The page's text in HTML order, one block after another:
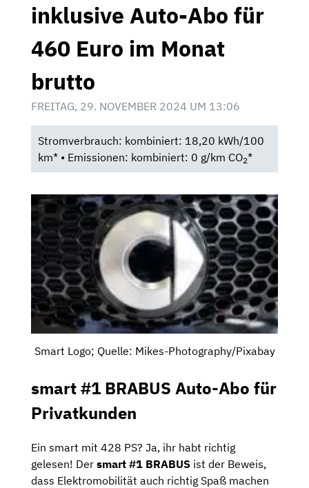
inklusive Auto-Abo für
460 Euro im Monat
brutto
FREITAG, 29. NOVEMBER 2024 UM 13:06
Stromverbrauch: kombiniert: 18,20 kWh/100
km* • Emissionen: kombiniert: 0 g/km CO2*
Smart Logo; Quelle: Mikes-Photography/Pixabay
smart #1 BRABUS Auto-Abo für
Privatkunden
Ein smart mit 428 PS? Ja, ihr habt richtig
gelesen! Der smart #1 BRABUS ist der Beweis,
dass Elektromobilität auch richtig Spaß machen